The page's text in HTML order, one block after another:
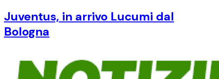
Juventus, in arrivo Lucumi dal
Bologna